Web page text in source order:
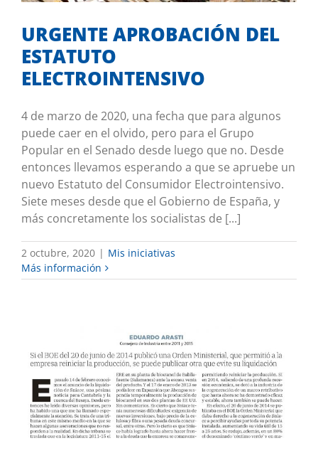
URGENTE APROBACIÓN DEL
ESTATUTO
ELECTROINTENSIVO
4 de marzo de 2020, una fecha que para algunos
puede caer en el olvido, pero para el Grupo
Popular en el Senado desde luego que no. Desde
entonces llevamos esperando a que se apruebe un
nuevo Estatuto del Consumidor Electrointensivo.
Siete meses desde que el Gobierno de España, y
más concretamente los socialistas de [...]
2 octubre, 2020 | Mis iniciativas
Más información
SNIACE, COGENERACIÓN E INVERSOR
Merece comentario